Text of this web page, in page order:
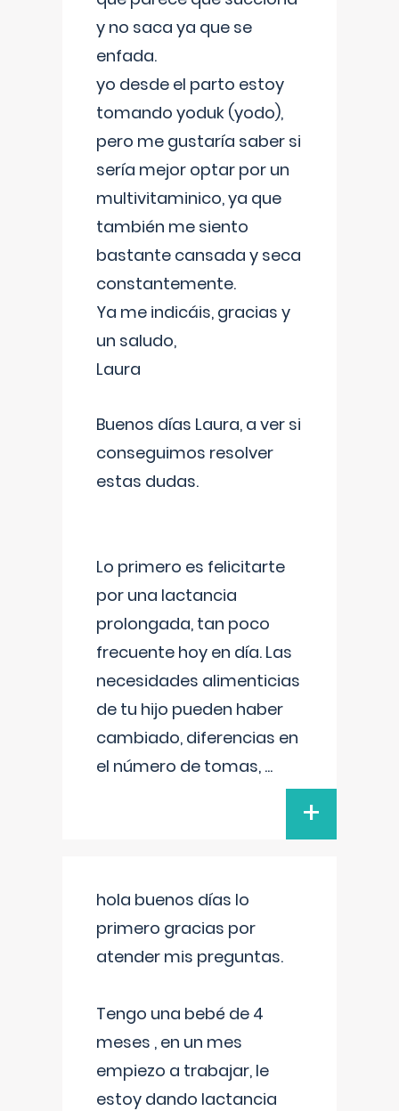
y no saca ya que se
enfada.
yo desde el parto estoy
tomando yoduk (yodo),
pero me gustaría saber si
sería mejor optar por un
multivitaminico, ya que
también me siento
bastante cansada y seca
constantemente.
Ya me indicáis, gracias y
un saludo,
Laura
Buenos días Laura, a ver si
conseguimos resolver
estas dudas.
Lo primero es felicitarte
por una lactancia
prolongada, tan poco
frecuente hoy en día. Las
necesidades alimenticias
de tu hijo pueden haber
cambiado, diferencias en
el número de tomas, ...
+
hola buenos días lo
primero gracias por
atender mis preguntas.
Tengo una bebé de 4
meses , en un mes
empiezo a trabajar, le
estoy dando lactancia